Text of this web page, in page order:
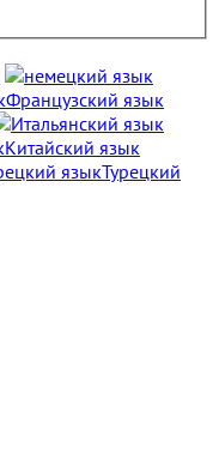
Французский язык
Китайский язык
Турецкий